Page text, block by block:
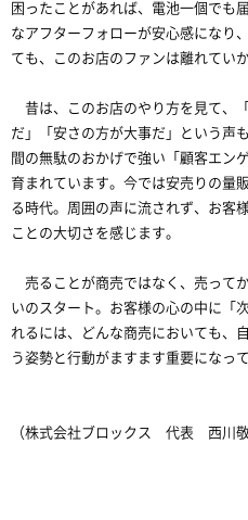
困ったことがあれば、電池一個でも
なアフターフォローが安心感になり
ても、このお店のファンは離れてい
昔は、このお店のやり方を見て、
だ」「安さの方が大事だ」という声
間の無駄のおかげで強い「顧客エン
育まれています。今では安売りの量
る時代。周囲の声に流されず、お客
ことの大切さを感じます。
売ることが商売ではなく、売って
いのスタート。お客様の心の中に「
れるには、どんな商売においても、
う姿勢と行動がますます重要になっ
（株式会社ブロックス 代表 西川敬